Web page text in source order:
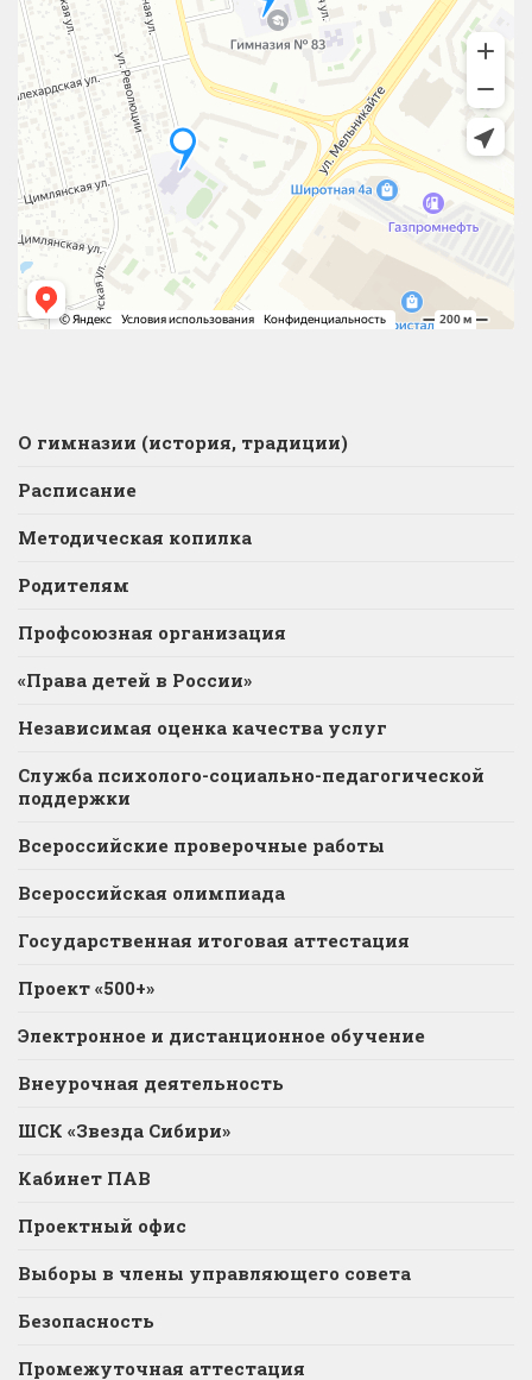
О гимназии (история, традиции)
Расписание
Методическая копилка
Родителям
Профсоюзная организация
«Права детей в России»
Независимая оценка качества услуг
Служба психолого-социально-педагогической
поддержки
Всероссийские проверочные работы
Всероссийская олимпиада
Государственная итоговая аттестация
Проект «500+»
Электронное и дистанционное обучение
Внеурочная деятельность
ШСК «Звезда Сибири»
Кабинет ПАВ
Проектный офис
Выборы в члены управляющего совета
Безопасность
Промежуточная аттестация